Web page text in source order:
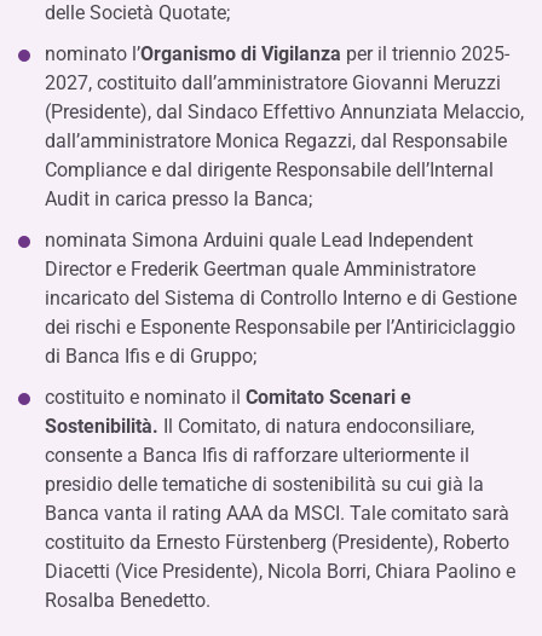
delle Società Quotate;
nominato l’Organismo di Vigilanza per il triennio 2025-
2027, costituito dall’amministratore Giovanni Meruzzi
(Presidente), dal Sindaco Effettivo Annunziata Melaccio,
dall’amministratore Monica Regazzi, dal Responsabile
Compliance e dal dirigente Responsabile dell’Internal
Audit in carica presso la Banca;
nominata Simona Arduini quale Lead Independent
Director e Frederik Geertman quale Amministratore
incaricato del Sistema di Controllo Interno e di Gestione
dei rischi e Esponente Responsabile per l’Antiriciclaggio
di Banca Ifis e di Gruppo;
costituito e nominato il Comitato Scenari e
Sostenibilità. Il Comitato, di natura endoconsiliare,
consente a Banca Ifis di rafforzare ulteriormente il
presidio delle tematiche di sostenibilità su cui già la
Banca vanta il rating AAA da MSCI. Tale comitato sarà
costituito da Ernesto Fürstenberg (Presidente), Roberto
Diacetti (Vice Presidente), Nicola Borri, Chiara Paolino e
Rosalba Benedetto.